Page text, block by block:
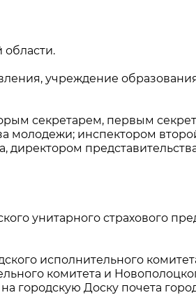
области.
учреждение
секретарем, первым
молодежи; инспектором
унитарного страхового
исполнительного
комитета и
городскую Доску почета